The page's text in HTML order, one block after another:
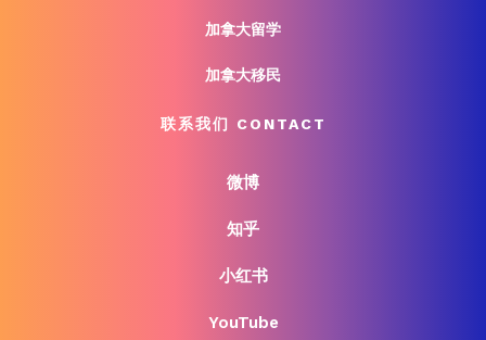
加拿大留学
加拿大移民
联系我们 CONTACT
微博
知乎
小红书
YouTube